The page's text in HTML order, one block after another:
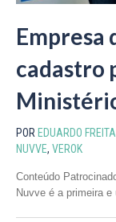
Empresa
cadastro
POR EDUARDO
NUVVE, VEROK
Conteúdo
Nuvve é a primeira e